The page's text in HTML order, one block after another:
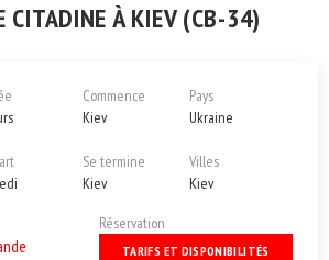
CITADINE À KIEV (CB-34)
Commence
Kiev
Se termine
Kiev
Pays
Ukraine
Villes
Kiev
Réservation
TARIFS ET DISPONIBILITÉS